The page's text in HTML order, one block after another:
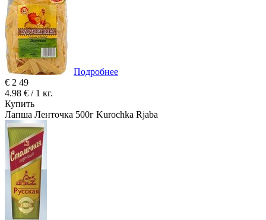
Подробнее
€ 2 49
4.98 € / 1 кг.
Купить
Лапша Ленточка 500г Kurochka Rjaba